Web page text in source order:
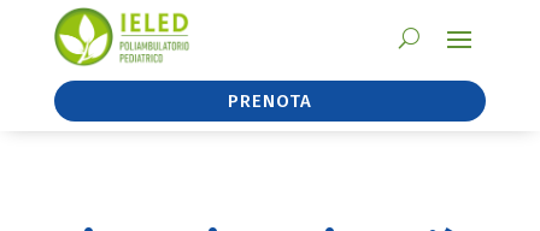
PRENOTA